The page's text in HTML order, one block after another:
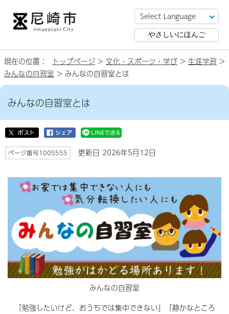
やさしいにほんご
現在の位置： トップページ > 文化・スポーツ・学び > 生涯学習 >
みんなの自習室 > みんなの自習室とは
みんなの自習室とは
ページ番号1005555 更新日 2026年5月12日
みんなの自習室
「勉強したいけど、おうちでは集中できない」「静かなところ